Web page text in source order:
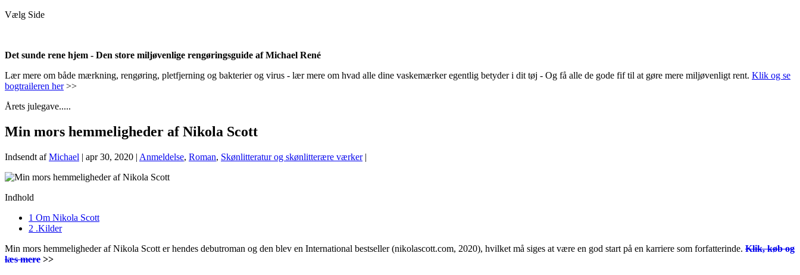
Vælg Side
Det sunde rene hjem - Den store miljøvenlige rengøringsguide af Michael René
Lær mere om både mærkning, rengøring, pletfjerning og bakterier og virus - lær mere om hvad alle dine vaskemærker egentlig betyder i dit tøj - Og få alle de gode fif til at gøre mere miljøvenligt rent. Klik og se
bogtraileren her>>
Årets julegave.....
Min mors hemmeligheder af Nikola Scott
Indsendt afMichael | apr 30, 2020 | Anmeldelse, Roman, Skønlitteratur og skønlitterære værker|
Indhold
1 Om Nikola Scott
2 .Kilder
Min mors hemmeligheder af Nikola Scott er hendes debutroman og den blev en International bestseller (nikolascott.com, 2020), hvilket må siges at være en god start på en karriere som forfatterinde. Klik, køb og
læs mere >>